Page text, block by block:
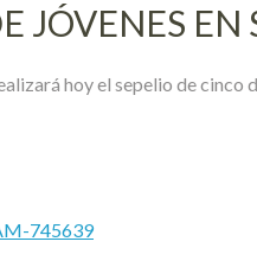
JÓVENES EN
hoy el sepelio de
745639